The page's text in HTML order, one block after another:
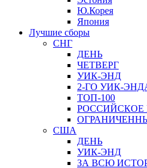
Ю.Корея
Япония
Лучшие сборы
СНГ
ДЕНЬ
ЧЕТВЕРГ
УИК-ЭНД
2-ГО УИК-
ТОП-100
РОССИЙСКОЕ
США
ДЕНЬ
УИК-ЭНД
ЗА ВСЮ